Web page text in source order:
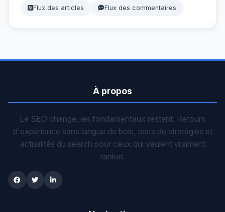
Flux des articles Flux des commentaires
À propos
Le SEO change, les fondamentaux restent. Retours
d'expérience sans langue de bois, tests de stratégies et
actualités du search pour ceux qui veulent vraiment
ranker.